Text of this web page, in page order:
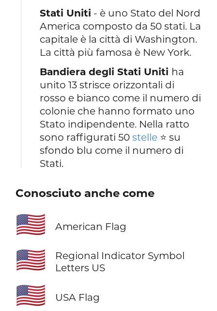
Stati Uniti - è uno Stato del Nord
America composto da 50 stati. La
capitale è la città di Washington.
La città più famosa è New York.
Bandiera degli Stati Uniti ha
unito 13 strisce orizzontali di
rosso e bianco come il numero di
colonie che hanno formato uno
Stato indipendente. Nella ratto
sono raffigurati 50stelle ⭐ su
sfondo blu come il numero di
Stati.
Conosciuto anche come
🇺🇸 American Flag
🇺🇸
Regional Indicator Symbol
Letters US
🇺🇸 USA Flag